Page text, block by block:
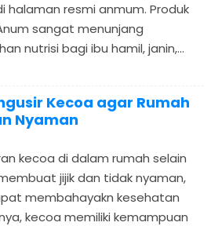
halaman resmi anmum. Produk
sangat menunjang
nutrisi bagi ibu hamil, janin,...
Kecoa agar Rumah
Nyaman
kecoa di dalam rumah selain
jijik dan tidak nyaman,
membahayakn kesehatan
kecoa memiliki kemampuan